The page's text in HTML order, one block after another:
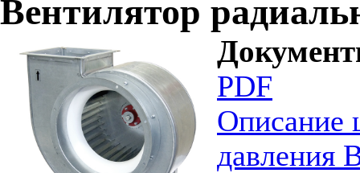
Вентилятор
PDF
Описание
давления